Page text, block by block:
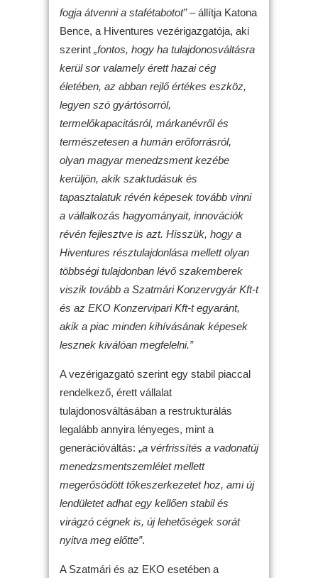
fogja átvenni a stafétabotot”– állítja Katona
Bence, a Hiventures vezérigazgatója, aki
szerint „fontos, hogy ha tulajdonosváltásra
kerül sor valamely érett hazai cég
életében, az abban rejlő értékes eszköz,
legyen szó gyártósorról,
termelőkapacitásról, márkanévről és
természetesen a humán erőforrásról,
olyan magyar menedzsment kezébe
kerüljön, akik szaktudásuk és
tapasztalatuk révén képesek tovább vinni
a vállalkozás hagyományait, innovációk
révén fejlesztve is azt. Hisszük, hogy a
Hiventures résztulajdonlása mellett olyan
többségi tulajdonban lévő szakemberek
viszik tovább a Szatmári Konzervgyár Kft-t
és az EKO Konzervipari Kft-t egyaránt,
akik a piac minden kihívásának képesek
lesznek kiválóan megfelelni.”
A vezérigazgató szerint egy stabil piaccal
rendelkező, érett vállalat
tulajdonosváltásában a restrukturálás
legalább annyira lényeges, mint a
generációváltás: „a vérfrissítés a vadonatúj
menedzsmentszemlélet mellett
megerősödött tőkeszerkezetet hoz, ami új
lendületet adhat egy kellően stabil és
virágzó cégnek is, új lehetőségek sorát
nyitva meg előtte”.
A Szatmári és az EKO esetében a